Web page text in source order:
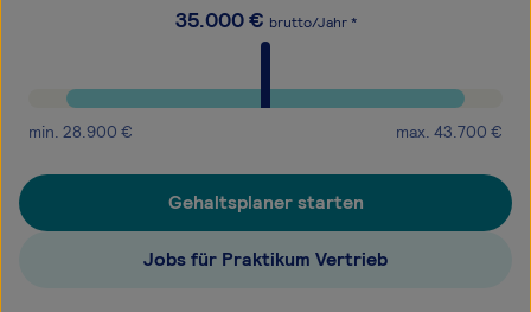
35.000€ brutto/Jahr *
min. 28.900 € max. 43.700 €
Gehaltsplaner starten
Jobs für Praktikum Vertrieb